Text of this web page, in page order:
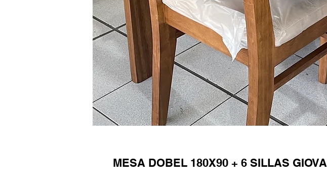
MESA DOBEL 180X90 + 6 SILLAS GIOVA